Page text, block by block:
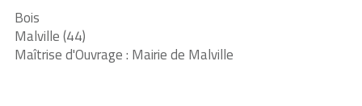
Bois
Malville (44)
Maîtrise d'Ouvrage : Mairie de Malville